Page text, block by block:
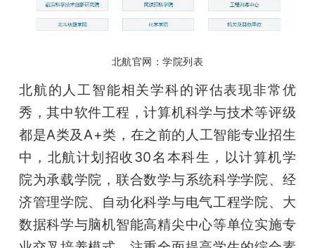
北航官网：学院列表
北航的人工智能相关学科的评估表现非常优
秀，其中软件工程，计算机科学与技术等评级
都是A类及A+类，在之前的人工智能专业招生
中，北航计划招收30名本科生，以计算机学
院为承载学院，联合数学与系统科学学院、经
济管理学院、自动化科学与电气工程学院、大
数据科学与脑机智能高精尖中心等单位实施专